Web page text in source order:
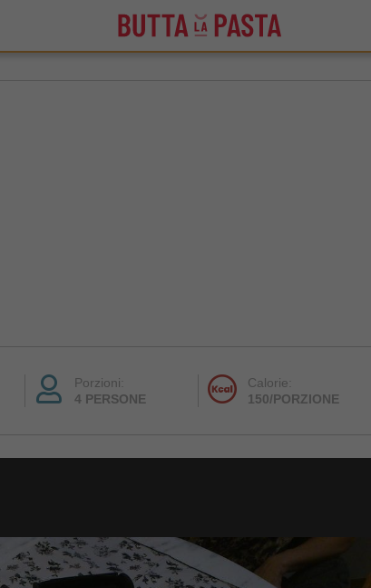
Porzioni:
4 PERSONE
Calorie:
150/PORZIONE